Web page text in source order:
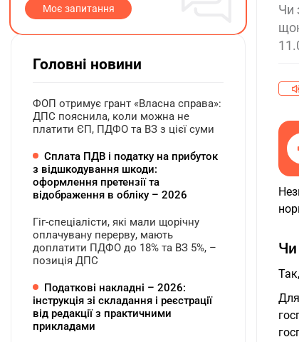
Чи
Чи
Моє запитання
Головні новини
ФОП отримує грант «Власна справа»:
ДПС пояснила, коли можна не
платити ЄП, ПДФО та ВЗ з цієї суми
Сплата ПДВ і податку на прибуток
з відшкодування шкоди:
оформлення претензії та
відображення в обліку – 2026
Гіг-спеціалісти, які мали щорічну
оплачувану перерву, мають
доплатити ПДФО до 18% та ВЗ 5%, –
позиція ДПС
Податкові накладні – 2026:
інструкція зі складання і реєстрації
від редакції з практичними
прикладами